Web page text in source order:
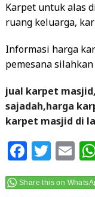
Karpet untuk alas
ruang keluarga,
Informasi harga
pemesana
jual karpet masjid
sajadah,harga
karpet masjid di
F
a
c
T
w
itt
E
m
ai
Share this on